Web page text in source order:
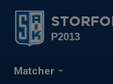
Matcher
P2013